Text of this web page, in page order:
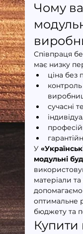
Чому
Співпраця
має низку
ціна без
контроль
сучасні
У
модульні
матеріали та
допомагаємо
оптимальне
бюджету та
Купити